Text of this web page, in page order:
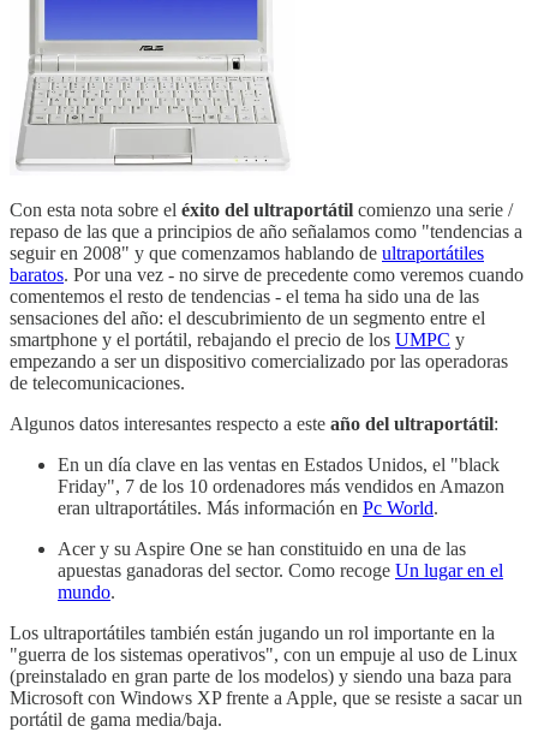
Con esta nota sobre el éxito del ultraportátil comienzo una serie /
repaso de las que a principios de año señalamos como "tendencias a
seguir en 2008" y que comenzamos hablando de ultraportátiles
baratos. Por una vez - no sirve de precedente como veremos cuando
comentemos el resto de tendencias - el tema ha sido una de las
sensaciones del año: el descubrimiento de un segmento entre el
smartphone y el portátil, rebajando el precio de los UMPC y
empezando a ser un dispositivo comercializado por las operadoras
de telecomunicaciones.
Algunos datos interesantes respecto a este año del ultraportátil:
En un día clave en las ventas en Estados Unidos, el "black
Friday", 7 de los 10 ordenadores más vendidos en Amazon
eran ultraportátiles. Más información en Pc World.
Acer y su Aspire One se han constituido en una de las
apuestas ganadoras del sector. Como recoge Un lugar en el
mundo.
Los ultraportátiles también están jugando un rol importante en la
"guerra de los sistemas operativos", con un empuje al uso de Linux
(preinstalado en gran parte de los modelos) y siendo una baza para
Microsoft con Windows XP frente a Apple, que se resiste a sacar un
portátil de gama media/baja.